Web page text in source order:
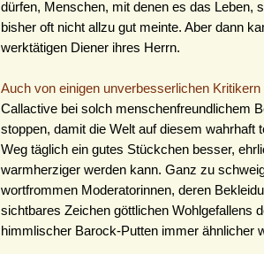
dürfen, Menschen, mit denen es das Leben,
bisher oft nicht allzu gut meinte. Aber dann
werktätigen Diener ihres Herrn.
Auch von einigen unverbesserlichen Kritikern
Callactive bei solch menschenfreundlichem
stoppen, damit die Welt auf diesem wahrhaft
Weg täglich ein gutes Stückchen besser,
warmherziger werden kann. Ganz zu
wortfrommen Moderatorinnen, deren
sichtbares Zeichen göttlichen Wohlgefallens
himmlischer Barock-Putten immer ähnlicher